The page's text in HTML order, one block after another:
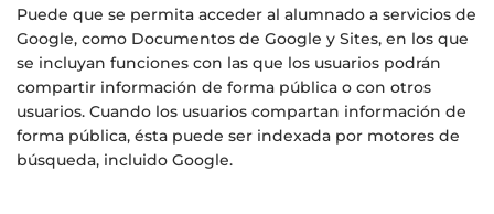
Puede que se permita acceder al alumnado a servicios de
Google, como Documentos de Google y Sites, en los que
se incluyan funciones con las que los usuarios podrán
compartir información de forma pública o con otros
usuarios. Cuando los usuarios compartan información de
forma pública, ésta puede ser indexada por motores de
búsqueda, incluido Google.